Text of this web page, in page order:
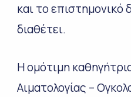
και το επιστημονικό
διαθέτει.
Η ομότιμη
Αιματολογίας –